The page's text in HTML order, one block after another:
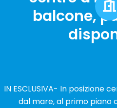
balcone,
IN ESCLUSIVA- In posizione
dal mare, al primo piano